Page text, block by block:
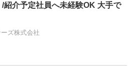
紹介予定社員へ未経験OK 大手で
ズ株式会社